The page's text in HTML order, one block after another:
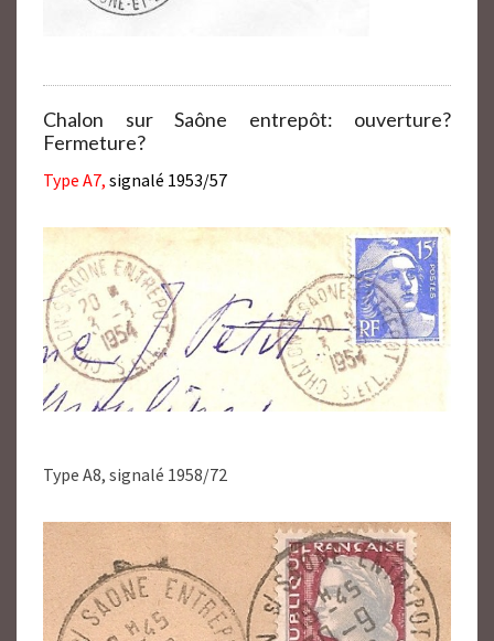
Chalon sur Saône entrepôt: ouverture?
Fermeture?
Type A7, signalé 1953/57
Type A8, signalé 1958/72